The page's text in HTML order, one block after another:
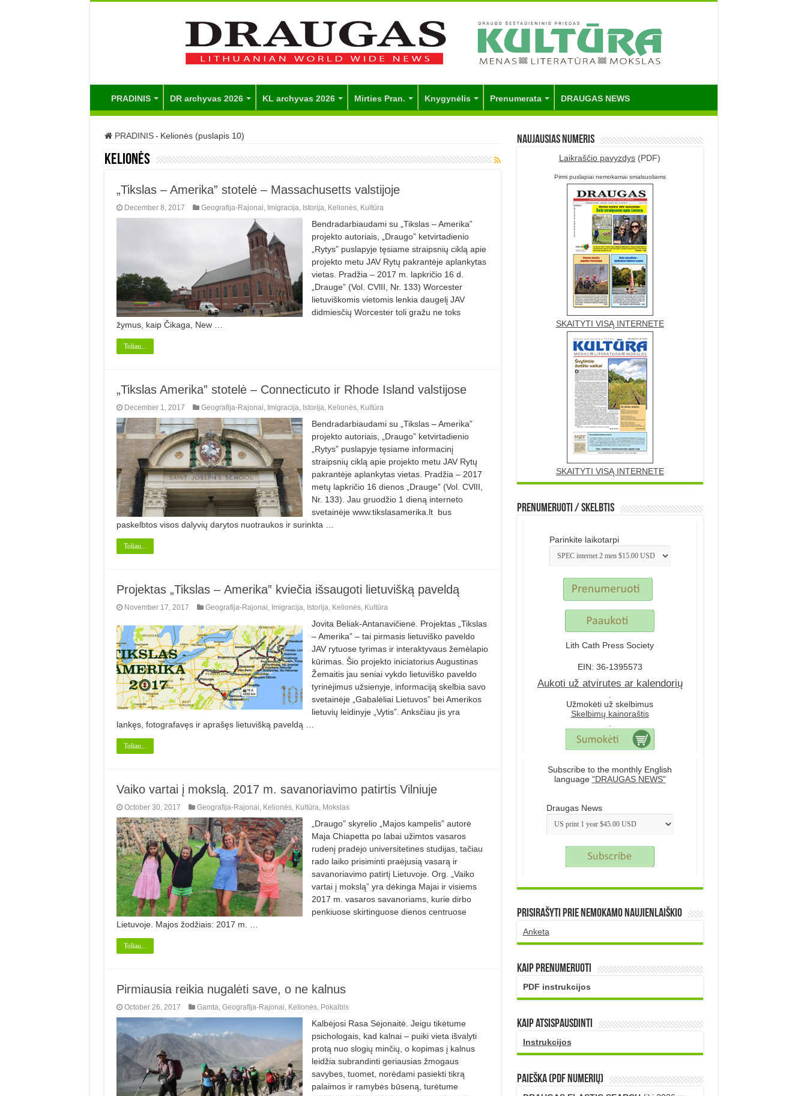
PRADINIS DR archyvas 2026 KL archyvas 2026 Mirties Pran. Knygynėlis Prenumerata DRAUGAS NEWS
PRADINIS - Kelionės (puslapis 10)
Kelionės
„Tikslas – Amerika” stotelė – Massachusetts valstijoje
December 8, 2017 Geografija-Rajonai Imigracija Istorija Kelionės, Kultūra
Bendradarbiaudami su „Tikslas – Amerika”
projekto autoriais, „Draugo” ketvirtadienio
„Rytys” puslapyje tęsiame straipsnių ciklą apie
projekto metu JAV Rytų pakrantėje aplankytas
vietas. Pradžia – 2017 m. lapkričio 16 d.
„Drauge” (Vol. CVlII, Nr. 133) Worcester
lietuviškomis vietomis lenkia daugelį JAV
didmiesčių Worcester toli gražu ne toks
žymus, kaip Čikaga, New …
Toliau...
„Tikslas Amerika” stotelė – Connecticuto ir Rhode Island valstijose
December 1, 2017 Geografija-Rajonai Imigracija Istorija Kelionės, Kultūra
Bendradarbiaudami su „Tikslas – Amerika”
projekto autoriais, „Draugo” ketvirtadienio
„Rytys” puslapyje tęsiame informacinį
straipsnių ciklą apie projekto metu JAV Rytų
pakrantėje aplankytas vietas. Pradžia – 2017
metų lapkričio 16 dienos „Drauge” (Vol. CVlII,
Nr. 133). Jau gruodžio 1 dieną interneto
svetainėje www.tikslasamerika.lt bus
paskelbtos visos dalyvių darytos nuotraukos ir surinkta …
Toliau...
Projektas „Tikslas – Amerika” kviečia išsaugoti lietuvišką paveldą
November 17, 2017 Geografija-Rajonai Imigracija Istorija Kelionės, Kultūra
Jovita Beliak-Antanavičienė. Projektas „Tikslas
– Amerika” – tai pirmasis lietuviško paveldo
JAV rytuose tyrimas ir interaktyvaus žemėlapio
kūrimas. Šio projekto iniciatorius Augustinas
Žemaitis jau seniai vykdo lietuviško paveldo
tyrinėjimus užsienyje, informaciją skelbia savo
svetainėje „Gabalėliai Lietuvos” bei Amerikos
lietuvių leidinyje „Vytis”. Anksčiau jis yra
lankęs, fotografavęs ir aprašęs lietuvišką paveldą …
Toliau...
Vaiko vartai į mokslą. 2017 m. savanoriavimo patirtis Vilniuje
October 30, 2017 Geografija-Rajonai Kelionės, Kultūra Mokslas
„Draugo” skyrelio „Majos kampelis” autorė
Maja Chiapetta po labai užimtos vasaros
rudenį pradėjo universitetines studijas, tačiau
rado laiko prisiminti praėjusią vasarą ir
savanoriavimo patirtį Lietuvoje. Org. „Vaiko
vartai į mokslą” yra dėkinga Majai ir visiems
2017 m. vasaros savanoriams, kurie dirbo
penkiuose skirtinguose dienos centruose
Lietuvoje. Majos žodžiais: 2017 m. …
Toliau...
Pirmiausia reikia nugalėti save, o ne kalnus
October 26, 2017 Gamta Geografija-Rajonai Kelionės, Pokalbis
Kalbėjosi Rasa Sėjonaitė. Jeigu tikėtume
psichologais, kad kalnai – puiki vieta išvalyti
protą nuo slogių minčių, o kopimas į kalnus
leidžia subrandinti geriausias žmogaus
savybes, tuomet, norėdami pasiekti tikrą
palaimos ir ramybės būseną, turėtume
Naujausias numeris
Laikraščio pavyzdys (PDF)
Pirmi puslapiai nemokamai smalsuoliams
SKAITYTI VISĄ INTERNETE
SKAITYTI VISĄ INTERNETE
Prenumeruoti / Skelbtis
Parinkite laikotarpi
Lith Cath Press Society
EIN: 36-1395573
Aukoti už atvirutes ar kalendorių
.
Užmokėti už skelbimus
Skelbimų kainoraštis
.
Subscribe to the monthly English
language "DRAUGAS NEWS"
Draugas News
Prisirašyti prie nemokamo naujienlaiškio
Anketa
Kaip prenumeruoti
PDF instrukcijos
Kaip atsispausdinti
Instrukcijos
PAIEŠKA (PDF numerių)